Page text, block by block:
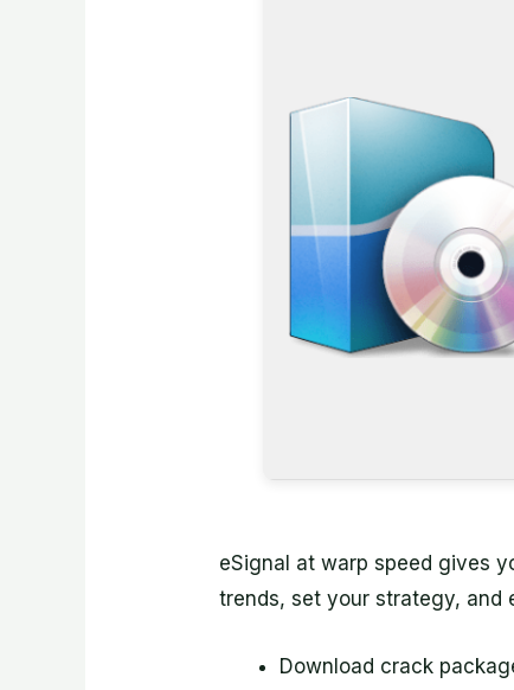
eSignal at warp speed gives
trends, set your strategy, and
Download crack